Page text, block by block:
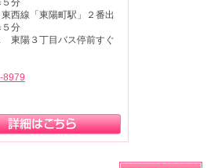
分
西線「東陽町駅」２番出
分
東陽３丁目バス停前すぐ
8979